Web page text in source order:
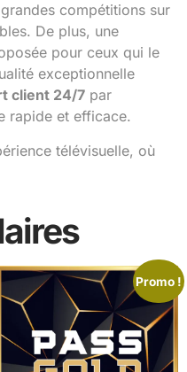
compétitions sur
De plus, une
pour ceux qui le
exceptionnelle
client 24/7 par
rapide et efficace.
télévisuelle, où
Promo !